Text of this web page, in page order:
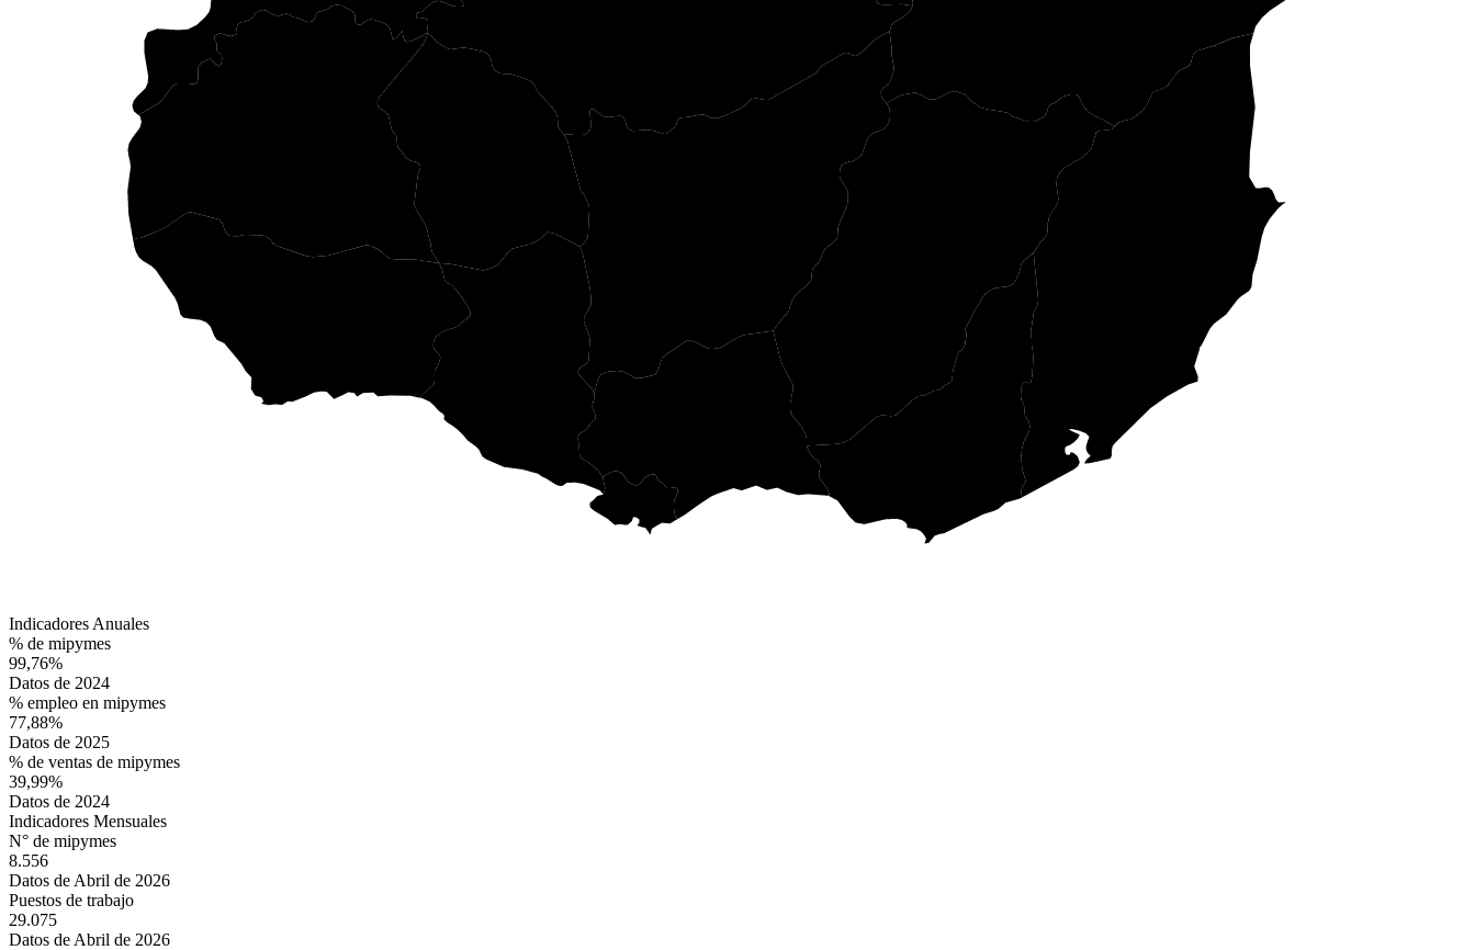
Indicadores Anuales
% de mipymes
99,76%
Datos de 2024
% empleo en mipymes
77,88%
Datos de 2025
% de ventas de mipymes
39,99%
Datos de 2024
Indicadores Mensuales
N° de mipymes
8.556
Datos de Abril de 2026
Puestos de trabajo
29.075
Datos de Abril de 2026